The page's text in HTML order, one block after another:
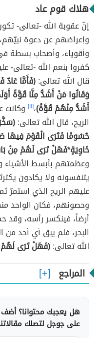
هلاك قوم عاد
إنّ عقوبة الله -تعالى-
وإعراضهم عن دعوة
وأقوياء، وأصحاب بسطة
كفروا بنعم الله -تعالى-
قال الله تعالى:(فَأَمَّا عَادٌ
وَقَالُوا مَنْ أَشَدُّ مِنَّا قُوَّةً
أَشَدُّ مِنْهُمْ قُوَّةً)،[١١]
وكانت
الريح، قال الله تعالى:
حُسُومًا فَتَرَى الْقَوْمَ فِيهَا
خَاوِيَةٍ*فَهَلْ تَرَى لَهُمْ مِنْ
وعظمتهم بأبسط الأشياء
يتنفسونه ولا يكادون
عليهم الريح الذي استمرّ
وحصونهم، فكان الواحد
أرضاً، فينكسر رأسه، وقد
البحر، فلم يبق أي أحد من
الله تعالى:(فَهَلْ تَرَى لَهُمْ
المراجع
هل يعجبك محتوانا؟
على جوجل لتصلك